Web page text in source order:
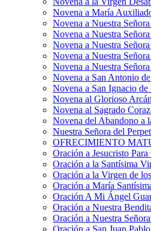
Novena a María
Novena a Nuestra
Novena a Nuestra
Novena a Nuestra
Novena a Nuestra
Novena a Nuestra
Novena a San Antonio de
Novena a San Ignacio
Novena al Glorioso
Novena al Sagrado
Novena del Abandono a
Nuestra Señora del
OFRECIMIENTO
Oración a Jesucristo
Oración a la Santísima
Oración a la Virgen de
Oración a María
Oración A Mi Ángel
Oración a Nuestra
Oración a Nuestra